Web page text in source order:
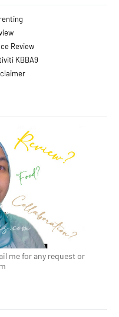
Review
KBBA9
me for any request or